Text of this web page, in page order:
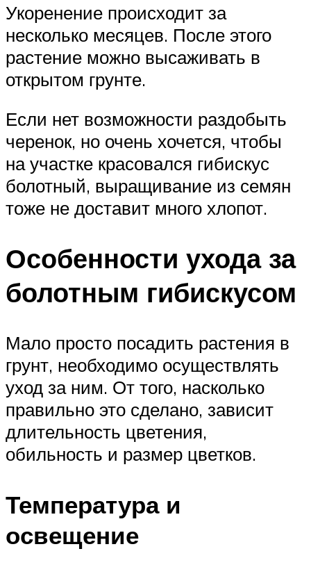
Укоренение происходит за
несколько месяцев. После этого
растение можно высаживать в
открытом грунте.
Если нет возможности раздобыть
черенок, но очень хочется, чтобы
на участке красовался гибискус
болотный, выращивание из семян
тоже не доставит много хлопот.
Особенности ухода за
болотным гибискусом
Мало просто посадить растения в
грунт, необходимо осуществлять
уход за ним. От того, насколько
правильно это сделано, зависит
длительность цветения,
обильность и размер цветков.
Температура и
освещение